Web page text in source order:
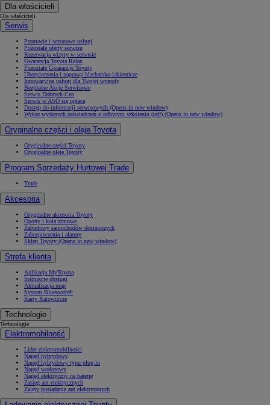
Dla właścicieli
Dla właścicieli
Serwis
Promocje i sezonowe usługi
Pozostałe oferty serwisu
Rezerwacja wizyty w serwisie
Gwarancja Toyota Relax
Pozostałe Gwarancje Toyoty
Ubezpieczenia i naprawy blacharsko-lakiernicze
Innowacyjne usługi dla Twojej wygody
Bezpłatne Akcje Serwisowe
Serwis Dobrych Cen
Serwis w ASO się opłaca
Dostęp do informacji serwisowych (Opens in new window)
Wykaz wydanych zaświadczeń o odbytym szkoleniu (pdf) (Opens in new window)
Oryginalne części i oleje Toyota
Oryginalne części Toyoty
Oryginalne oleje Toyoty
Program Sprzedaży Hurtowej Trade
Trade
Akcesoria
Oryginalne akcesoria Toyoty
Opony i koła zimowe
Zabudowy samochodów dostawczych
Zabezpieczenia i alarmy
Sklep Toyoty (Opens in new window)
Strefa klienta
Aplikacja MyToyota
Instrukcje obsługi
Aktualizacja map
System Bluetooth®
Karty Ratownicze
Technologie
Technologie
Elektromobilność
Lider elektromobilności
Napęd hybrydowy
Napęd hybrydowy typu plug-in
Napęd wodorowy
Napęd elektryczny na baterię
Zasięg aut elektrycznych
Zalety posiadania aut elektrycznych